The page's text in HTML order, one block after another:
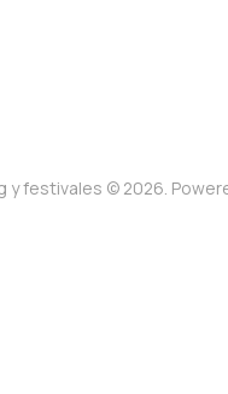
y festivales © 2026.